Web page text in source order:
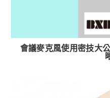
會議麥克風使用密技大